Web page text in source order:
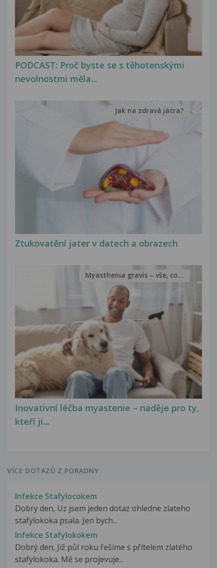
PODCAST: Proč byste se s těhotenskými
nevolnostmi měla...
Ztukovatění jater v datech a obrazech
Jak na zdravá játra?
Inovativní léčba myastenie – naděje pro ty,
kteří ji...
Myasthenia gravis – vše, co...
VÍCE DOTAZŮ Z PORADNY
Infekce Stafylocokem
Dobry den, Uz jsem jeden dotaz ohledne zlateho
stafylokoka psala. Jen bych...
Infekce Stafylokokem
Dobrý den, Již půl roku řešíme s přítelem zlatého
stafylokoka. Mě se projevuje...